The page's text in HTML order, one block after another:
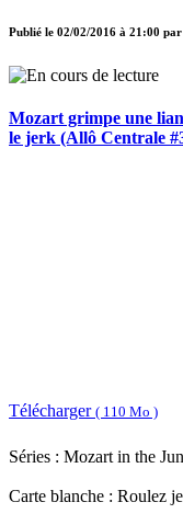
Publié le 02/02/2016 à 21:00 par
Mozart grimpe une
le jerk (Allô Centrale
Télécharger ( 110 Mo )
Séries : Mozart in the
Carte blanche : Roulez